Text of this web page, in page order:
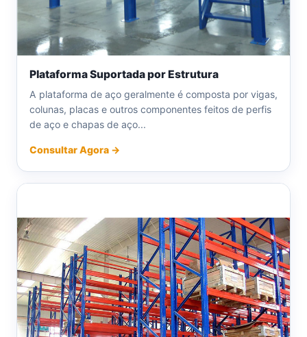
Plataforma Suportada por Estrutura
A plataforma de aço geralmente é composta por vigas,
colunas, placas e outros componentes feitos de perfis
de aço e chapas de aço...
Consultar Agora →